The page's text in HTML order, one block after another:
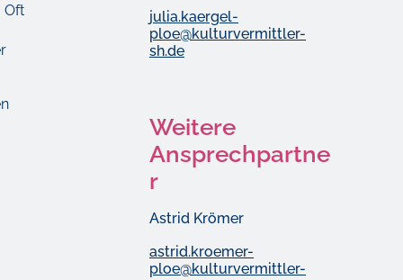
Oft
julia.kaergel-
ploe@kulturvermittler-
sh.de
Weitere
Ansprechpartne
r
Astrid Krömer
astrid.kroemer-
ploe@kulturvermittler-